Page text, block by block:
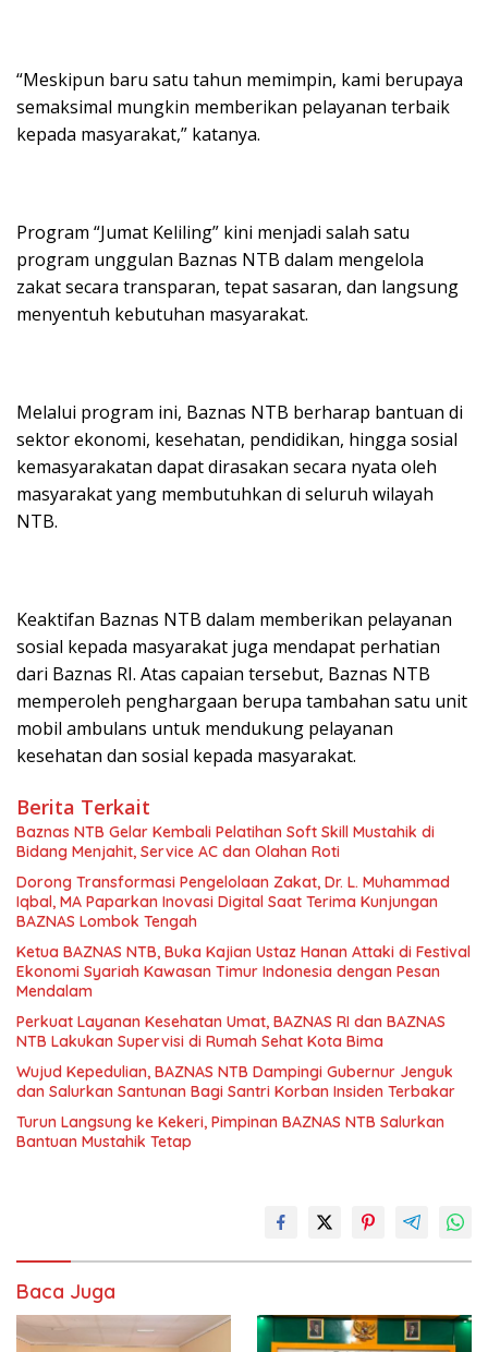
“Meskipun baru satu tahun memimpin, kami berupaya
semaksimal mungkin memberikan pelayanan terbaik
kepada masyarakat,” katanya.
Program “Jumat Keliling” kini menjadi salah satu
program unggulan Baznas NTB dalam mengelola
zakat secara transparan, tepat sasaran, dan langsung
menyentuh kebutuhan masyarakat.
Melalui program ini, Baznas NTB berharap bantuan di
sektor ekonomi, kesehatan, pendidikan, hingga sosial
kemasyarakatan dapat dirasakan secara nyata oleh
masyarakat yang membutuhkan di seluruh wilayah
NTB.
Keaktifan Baznas NTB dalam memberikan pelayanan
sosial kepada masyarakat juga mendapat perhatian
dari Baznas RI. Atas capaian tersebut, Baznas NTB
memperoleh penghargaan berupa tambahan satu unit
mobil ambulans untuk mendukung pelayanan
kesehatan dan sosial kepada masyarakat.
Berita Terkait
Baznas NTB Gelar Kembali Pelatihan Soft Skill Mustahik di
Bidang Menjahit, Service AC dan Olahan Roti
Dorong Transformasi Pengelolaan Zakat, Dr. L. Muhammad
Iqbal, MA Paparkan Inovasi Digital Saat Terima Kunjungan
BAZNAS Lombok Tengah
Ketua BAZNAS NTB, Buka Kajian Ustaz Hanan Attaki di Festival
Ekonomi Syariah Kawasan Timur Indonesia dengan Pesan
Mendalam
Perkuat Layanan Kesehatan Umat, BAZNAS RI dan BAZNAS
NTB Lakukan Supervisi di Rumah Sehat Kota Bima
Wujud Kepedulian, BAZNAS NTB Dampingi Gubernur Jenguk
dan Salurkan Santunan Bagi Santri Korban Insiden Terbakar
Turun Langsung ke Kekeri, Pimpinan BAZNAS NTB Salurkan
Bantuan Mustahik Tetap
Baca Juga